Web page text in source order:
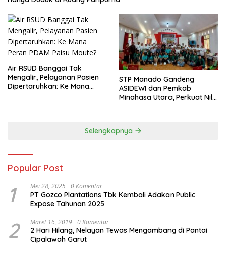
Air RSUD Banggai Tak
Mengalir, Pelayanan Pasien
Dipertaruhkan: Ke Mana
‎STP Manado Gandeng
ASIDEWI dan Pemkab
Minahasa Utara, Perkuat Nilai
Selengkapnya
Popular Post
1 Mei 28, 2025 0 Komentar
PT Gozco Plantations Tbk Kembali Adakan Public
Expose Tahunan 2025
2 Maret 16, 2019 0 Komentar
2 Hari Hilang, Nelayan Tewas Mengambang di Pantai
Cipalawah Garut